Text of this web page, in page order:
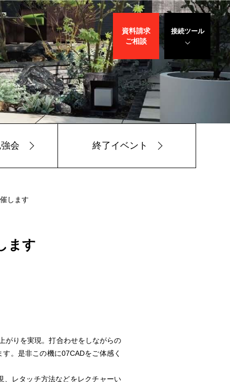
接続ツール
遠隔サポート
サリバン先生
WEBデモ
サポート
資料請求
ご相談
会 終了イベント
します
ます
がりを実現。打合わせをしながらの
。是非この機に07CADをご体感く
、レタッチ方法などをレクチャーい